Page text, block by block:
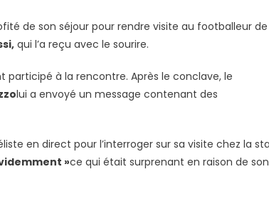
de son séjour pour rendre visite au footballeur de
qui l’a reçu avec le sourire.
participé à la rencontre. Après le conclave, le
lui a envoyé un message contenant des
en direct pour l’interroger sur sa visite chez la
»ce qui était surprenant en raison de son